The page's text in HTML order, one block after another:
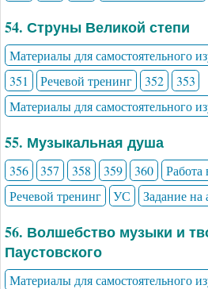
54. Струны Великой степи
Материалы для самостоятельного
351
Речевой тренинг 352
353
Материалы для самостоятельного
55. Музыкальная душа
356 357 358 359 360 Работа
Речевой тренинг
УС Задание на
56. Волшебство музыки и
Паустовского
Материалы для самостоятельного